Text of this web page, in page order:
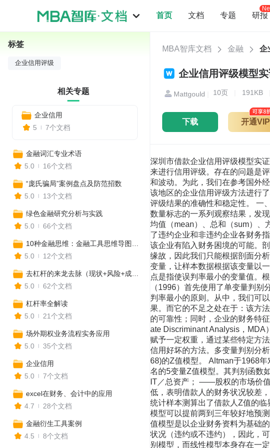
首页 文档 专题 研报
MBA智库文档 金融 企
企业信用评级模型
Mattgould 10页 191KB
下载 开通VIP
深圳市借款企业信用评级模型实
来进行信用评级。存在的问题是
和波动。为此，我们在参考国外
该地区的企业信用评级方法进行
评级结果的准确性和稳定性。 一
数量标志的一系列观察结果，发
均值（mean）、总和（sum）、
了违约企业和非违约企业各财务
该企业有陷入财务困境的可能。
缘故，因此我们只能根据剖面分
变量，让样本数据根据该变量以
点是指使误判率最小的变量值。
（1996）首先使用了单变量判
判率最小的原则。从中，我们可
果。而它的不足之处在于：该方
的可靠性；同时，企业的财务特
ate Discriminant Analysis，MDA
赋予一定权重，通过某些特定方
信用好坏的方法。多变量判别分
68)的Z值模型。 Altman于1968
名的5变量Z值模型。其判别
IT／总资产； ——股权的市场价
低，表明借款人的财务状况较差
统计样本测算出了借款人Z值的
模型可以提前两到三年较好地预
值模型是以企业财务资料为基础
状况（违约或不违约），因此，
别模型，而线性模型本身存在一
标签
企业信用评级
相关专题
企业信用
5
7个文档
金融词汇专业术语
5.0
16个文档
“庞氏骗局”案例盘点及防范招数
5.0
13个文档
绿色金融研究分析与实践
5.0
66个文档
5.0
12个文档
5.0
62个文档
杠杆率全解读
5.0
21个文档
场外期权业务流程实务应用
5.0
35个文档
企业信用
5.0
7个文档
excel在财务、会计中的应用
4.7
28个文档
金融衍生工具案例
4.5
8个文档